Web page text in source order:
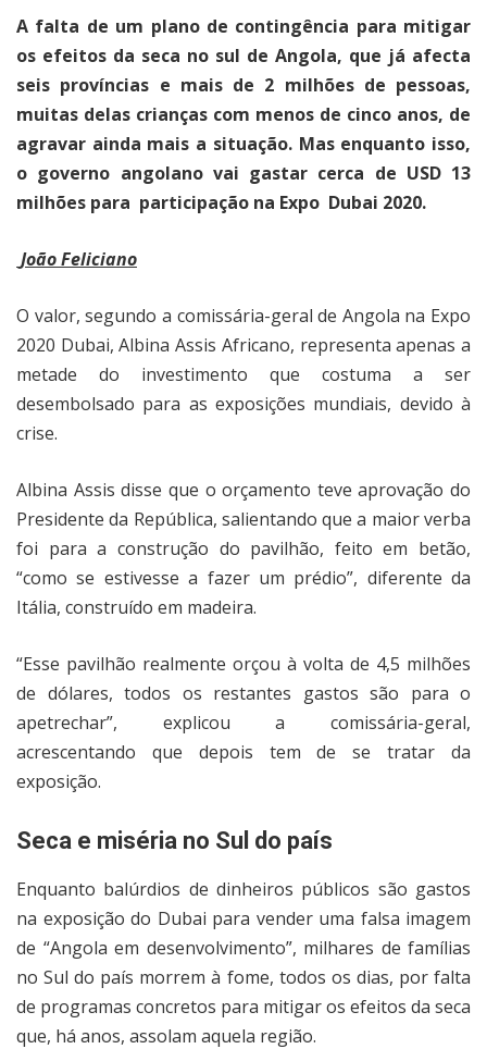
A falta de um plano de contingência para mitigar
os efeitos da seca no sul de Angola, que já afecta
seis províncias e mais de 2 milhões de pessoas,
muitas delas crianças com menos de cinco anos, de
agravar ainda mais a situação. Mas enquanto isso,
o governo angolano vai gastar cerca de USD 13
milhões para participação na Expo Dubai 2020.
João Feliciano
O valor, segundo a comissária-geral de Angola na Expo
2020 Dubai, Albina Assis Africano, representa apenas a
metade do investimento que costuma a ser
desembolsado para as exposições mundiais, devido à
crise.
Albina Assis disse que o orçamento teve aprovação do
Presidente da República, salientando que a maior verba
foi para a construção do pavilhão, feito em betão,
“como se estivesse a fazer um prédio”, diferente da
Itália, construído em madeira.
“Esse pavilhão realmente orçou à volta de 4,5 milhões
de dólares, todos os restantes gastos são para o
apetrechar”, explicou a comissária-geral,
acrescentando que depois tem de se tratar da
exposição.
Seca e miséria no Sul do país
Enquanto balúrdios de dinheiros públicos são gastos
na exposição do Dubai para vender uma falsa imagem
de “Angola em desenvolvimento”, milhares de famílias
no Sul do país morrem à fome, todos os dias, por falta
de programas concretos para mitigar os efeitos da seca
que, há anos, assolam aquela região.